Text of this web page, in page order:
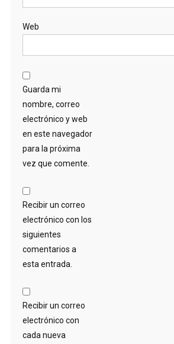
Web
Guarda mi
nombre, correo
electrónico y web
en este navegador
para la próxima
vez que comente.
Recibir un correo
electrónico con los
siguientes
comentarios a
esta entrada.
Recibir un correo
electrónico con
cada nueva